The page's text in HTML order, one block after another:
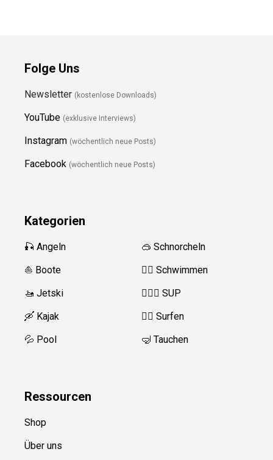
Folge Uns
Newsletter (kostenlose Downloads)
YouTube (exklusive Interviews)
Instagram (wöchentlich neue Posts)
Facebook (wöchentlich neue Posts)
Kategorien
🎣 Angeln
⛵️ Boote
🚤 Jetski
🛶 Kajak
💦 Pool
🥽 Schnorcheln
🏊‍♂️ Schwimmen
🏄‍♀️🛶 SUP
🏄‍♂️ Surfen
🤿 Tauchen
Ressourcen
Shop
Über uns